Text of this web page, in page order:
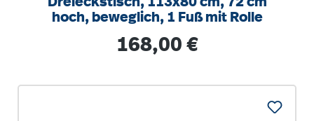
hoch, beweglich, 1 Fuß mit Rolle
Regulärer Preis:
168,00 €